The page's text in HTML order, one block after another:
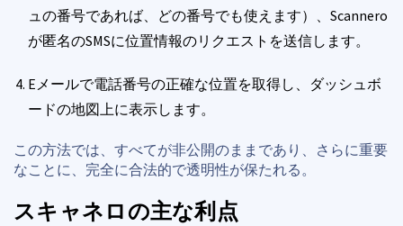
ュの番号であれば、どの番号でも使えます）、Scannero
が匿名のSMSに位置情報のリクエストを送信します。
Eメールで電話番号の正確な位置を取得し、ダッシュボ
ードの地図上に表示します。
この方法では、すべてが非公開のままであり、さらに重要
なことに、完全に合法的で透明性が保たれる。
スキャネロの主な利点